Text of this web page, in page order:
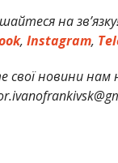
на
, Instagram,
свої новини